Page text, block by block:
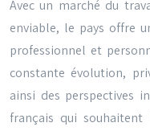
Avec un marché du
enviable, le pays offre
professionnel et
constante évolution,
ainsi des perspectives
français qui souhaitent